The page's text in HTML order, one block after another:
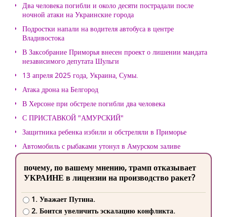
Два человека погибли и около десяти пострадали после
ночной атаки на Украинские города
Подростки напали на водителя автобуса в центре
Владивостока
В Заксобрание Приморья внесен проект о лишении мандата
независимого депутата Шульги
13 апреля 2025 года, Украина, Сумы.
Атака дрона на Белгород
В Херсоне при обстреле погибли два человека
С ПРИСТАВКОЙ "АМУРСКИЙ"
Защитника ребенка избили и обстреляли в Приморье
Автомобиль с рыбаками утонул в Амурском заливе
почему, по вашему мнению, трамп отказывает
УКРАИНЕ в лицензии на производство ракет?
1. Уважает Путина.
2. Боится увеличить эскалацию конфликта.